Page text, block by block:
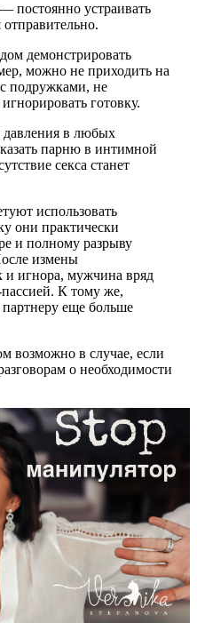
постоянно устраивать
демонстрировать
можно не приходить на
подружками, не
готовку.
давления в любых
парню в интимной
секса станет
использовать
они практически
и полному разрыву
измены
и игнора, мужчина вряд
пассией. К тому же,
партнеру еще больше
возможно в случае, если
о необходимости